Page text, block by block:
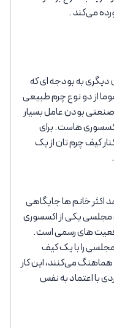
می‌کند .
دیگری به بودجه ای که
از دو نوع چرم طبیعی
بودن عامل بسیار
هاست. برای
کیف چرم تان از یک
اکثر خانم ها جایگاهی
مجلسی یکی از اکسسوری
های رسمی است.
را با یک کیف
می‌کنند، این کار
با اعتماد به نفس